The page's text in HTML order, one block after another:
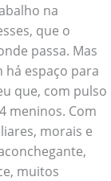
na
que o
passa. Mas
espaço para
que, com pulso
meninos. Com
morais e
muitos